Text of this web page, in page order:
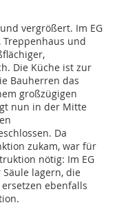
vergrößert. Im EG
Treppenhaus und
Die Küche ist zur
Bauherren das
großzügigen
nun in der Mitte
Da
zukam, war für
nötig: Im EG
Säule lagern, die
ebenfalls